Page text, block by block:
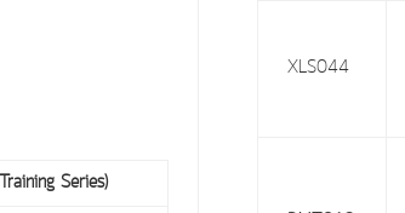
Series)
XLS044